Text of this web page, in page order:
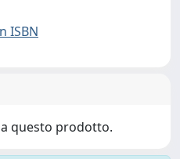
ISBN
questo prodotto.